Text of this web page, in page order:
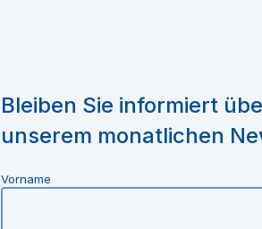
Bleiben Sie informiert
unserem monatlichen
Vorname